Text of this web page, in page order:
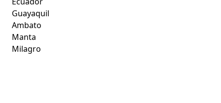
Guayaquil
Ambato
Manta
Milagro